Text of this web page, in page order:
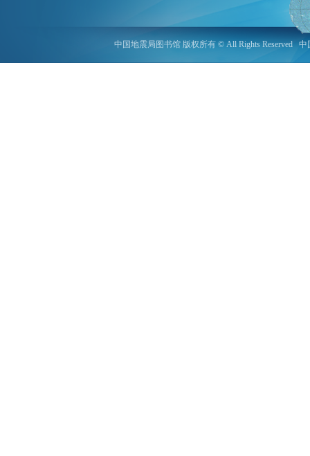
中国地震局图书馆 版权所有 © All Rights Reserved 中